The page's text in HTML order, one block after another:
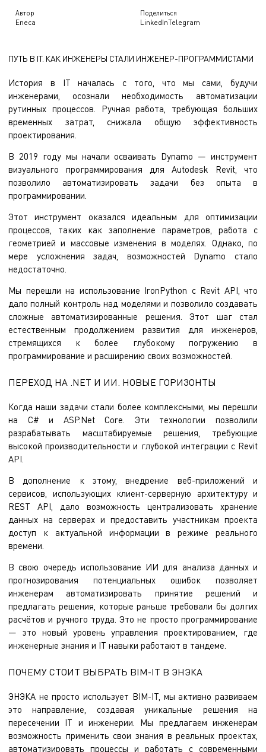
Автор
Eneca
Поделиться
LinkedInTelegram
ПУТЬ В IT. КАК ИНЖЕНЕРЫ СТАЛИ ИНЖЕНЕР-ПРОГРАММИСТАМИ
История в IT началась с того, что мы сами, будучи
инженерами, осознали необходимость автоматизации
рутинных процессов. Ручная работа, требующая больших
временных затрат, снижала общую эффективность
проектирования.
В 2019 году мы начали осваивать Dynamo — инструмент
визуального программирования для Autodesk Revit, что
позволило автоматизировать задачи без опыта в
программировании.
Этот инструмент оказался идеальным для оптимизации
процессов, таких как заполнение параметров, работа с
геометрией и массовые изменения в моделях. Однако, по
мере усложнения задач, возможностей Dynamo стало
недостаточно.
Мы перешли на использование IronPython с Revit API, что
дало полный контроль над моделями и позволило создавать
сложные автоматизированные решения. Этот шаг стал
естественным продолжением развития для инженеров,
стремящихся к более глубокому погружению в
программирование и расширению своих возможностей.
ПЕРЕХОД НА .NET И ИИ. НОВЫЕ ГОРИЗОНТЫ
Когда наши задачи стали более комплексными, мы перешли
на C# и ASP.Net Core. Эти технологии позволили
разрабатывать масштабируемые решения, требующие
высокой производительности и глубокой интеграции с Revit
API.
В дополнение к этому, внедрение веб-приложений и
сервисов, использующих клиент-серверную архитектуру и
REST API, дало возможность централизовать хранение
данных на серверах и предоставить участникам проекта
доступ к актуальной информации в режиме реального
времени.
В свою очередь использование ИИ для анализа данных и
прогнозирования потенциальных ошибок позволяет
инженерам автоматизировать принятие решений и
предлагать решения, которые раньше требовали бы долгих
расчётов и ручного труда. Это не просто программирование
— это новый уровень управления проектированием, где
инженерные знания и IT навыки работают в тандеме.
ПОЧЕМУ СТОИТ ВЫБРАТЬ BIM-IT В ЭНЭКА
ЭНЭКА не просто использует BIM-IT, мы активно развиваем
это направление, создавая уникальные решения на
пересечении IT и инженерии. Мы предлагаем инженерам
возможность применить свои знания в реальных проектах,
автоматизировать процессы и работать с современными